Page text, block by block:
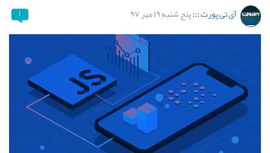
آی تی پورت:::پنج شنبه ۱۹ مهر ۹۷ ۱